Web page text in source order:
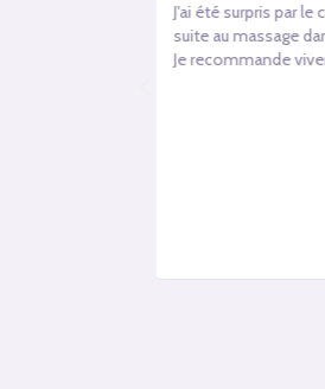
J'ai été surpris par
suite au massage
Je recommande